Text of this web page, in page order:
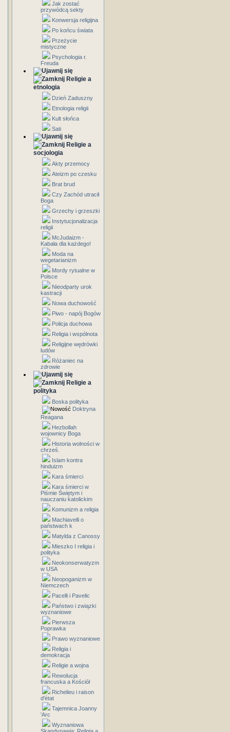
Jak zostać
przywódcą sekty
Konwersja religijna
Po końcu świata
Przeżycie
mistyczne
Psychologia r.
Freuda
Religie a
etnologia
Dzień Zaduszny
Etnologia religii
Kult słońca
Sati
Religie a
socjologia
Akty przemocy
Ateizm po czesku
Brat brud
Czy Zachód utracił
Boga
Grzechy i grzeszki
Instytucjonalizacja
religii
McJudaizm -
Kabała dla każdego!
Moda na
wegetarianizm
Mordy rytualne w
Polsce
Nieodparty urok
kastracji
Nowa duchowość
Piwo - napój Bogów
Policja duchowa
Religia i wspólnota
Religijne wędrówki
ludów
Różaniec na
zdrowie
Religie a
polityka
Boska polityka
Doktryna
Reagana
Hezbollah
wojownicy Boga
Historia wolności w
chrześ.
Islam kontra
hinduizm
Kara śmierci
Kara śmierci w
Piśmie Świętym i
nauczaniu katolickim
Komunizm a religia
Machiavelli o
państwach k
Matylda z Canossy
Mieszko I religia i
polityka
Neokonserwatyzm
w USA
Neopoganizm w
Niemczech
Pacelli i Pavelic
Państwo i związki
wyznaniowe
Pierwsza
Poprawka
Prawo wyznaniowe
Religia i
demokracja
Religie a wojna
Rewolucja
francuska a Kościół
Richelieu i raison
d'état
Tajemnica Joanny
'Arc
Wyznaniowa